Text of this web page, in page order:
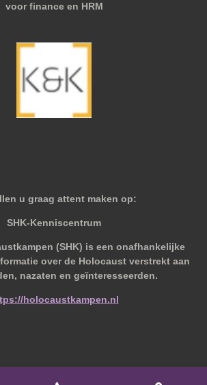
voor finance en HRM
u graag attent maken op:
SHK-Kenniscentrum
(SHK) is een onafhankelijke
over de Holocaust verstrekt aan
nazaten en geïnteresseerden.
holocaustkampen.nl